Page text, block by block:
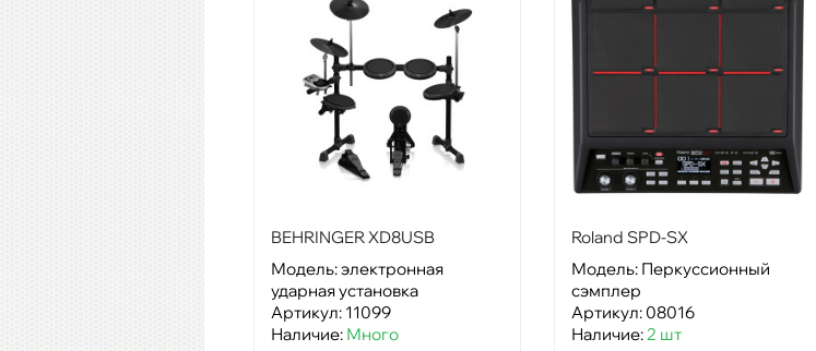
BEHRINGER XD8USB
Модель: электронная
ударная установка
Артикул: 11099
Наличие: Много
Roland SPD-SX
Модель: Перкуссионный
сэмплер
Артикул: 08016
Наличие:2 шт